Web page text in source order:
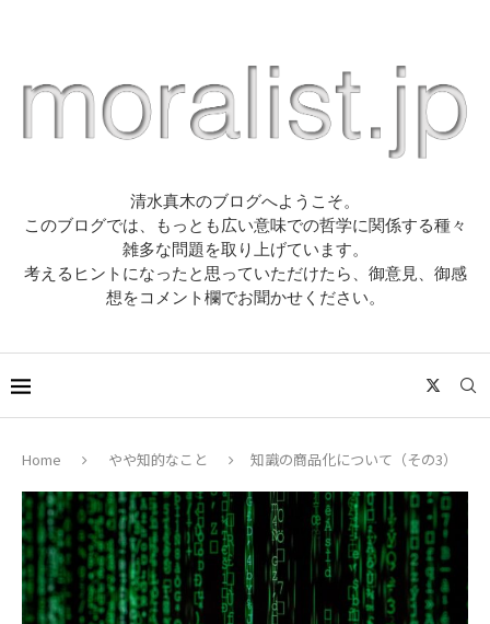
清水真木のブログへようこそ。
このブログでは、もっとも広い意味での哲学に関係する種々
雑多な問題を取り上げています。
考えるヒントになったと思っていただけたら、御意見、御感
想をコメント欄でお聞かせください。
Home やや知的なこと 知識の商品化について（その3）